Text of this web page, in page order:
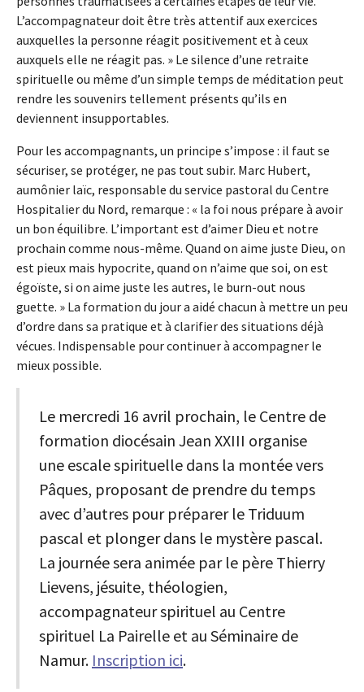
L’accompagnateur doit être très attentif aux exercices
auxquelles la personne réagit positivement et à ceux
auxquels elle ne réagit pas. » Le silence d’une retraite
spirituelle ou même d’un simple temps de méditation peut
rendre les souvenirs tellement présents qu’ils en
deviennent insupportables.
Pour les accompagnants, un principe s’impose : il faut se
sécuriser, se protéger, ne pas tout subir. Marc Hubert,
aumônier laïc, responsable du service pastoral du Centre
Hospitalier du Nord, remarque : « la foi nous prépare à avoir
un bon équilibre. L’important est d’aimer Dieu et notre
prochain comme nous-même. Quand on aime juste Dieu, on
est pieux mais hypocrite, quand on n’aime que soi, on est
égoïste, si on aime juste les autres, le burn-out nous
guette. » La formation du jour a aidé chacun à mettre un peu
d’ordre dans sa pratique et à clarifier des situations déjà
vécues. Indispensable pour continuer à accompagner le
mieux possible.
Le mercredi 16 avril prochain, le Centre de
formation diocésain Jean XXIII organise
une escale spirituelle dans la montée vers
Pâques, proposant de prendre du temps
avec d’autres pour préparer le Triduum
pascal et plonger dans le mystère pascal.
La journée sera animée par le père Thierry
Lievens, jésuite, théologien,
accompagnateur spirituel au Centre
spirituel La Pairelle et au Séminaire de
Namur. Inscription ici.